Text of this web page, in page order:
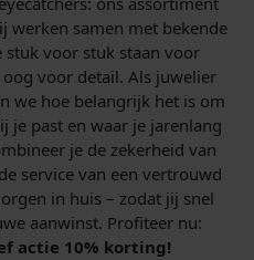
werken samen met bekende
stuk voor stuk staan voor
voor detail. Als juwelier
we hoe belangrijk het is om
je past en waar je jarenlang
je de zekerheid van
service van een vertrouwd
in huis – zodat jij snel
aanwinst. Profiteer nu:
actie 10% korting!